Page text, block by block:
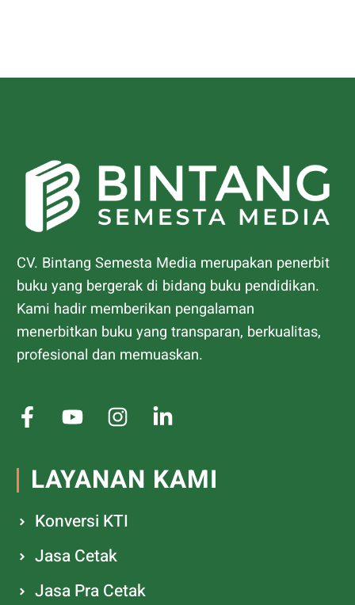
CV. Bintang Semesta Media merupakan penerbit
buku yang bergerak di bidang buku pendidikan.
Kami hadir memberikan pengalaman
menerbitkan buku yang transparan, berkualitas,
profesional dan memuaskan.
LAYANAN KAMI
Konversi KTI
Jasa Cetak
Jasa Pra Cetak